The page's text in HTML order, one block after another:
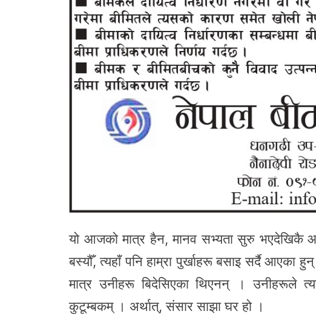
यो आजको मात्र हैन, मानव सभ्यता सुरु भएदेखिकै
बस्यौँ, त्यहाँ पनि हाम्रा पुर्खाहरू बसाइ सर्दै आएका
मात्र उनीहरू बिदेसिएका थिएनन् । उनीहरूले
कुटूम्बकम् । अर्थात्, संसार साझा घर हो ।